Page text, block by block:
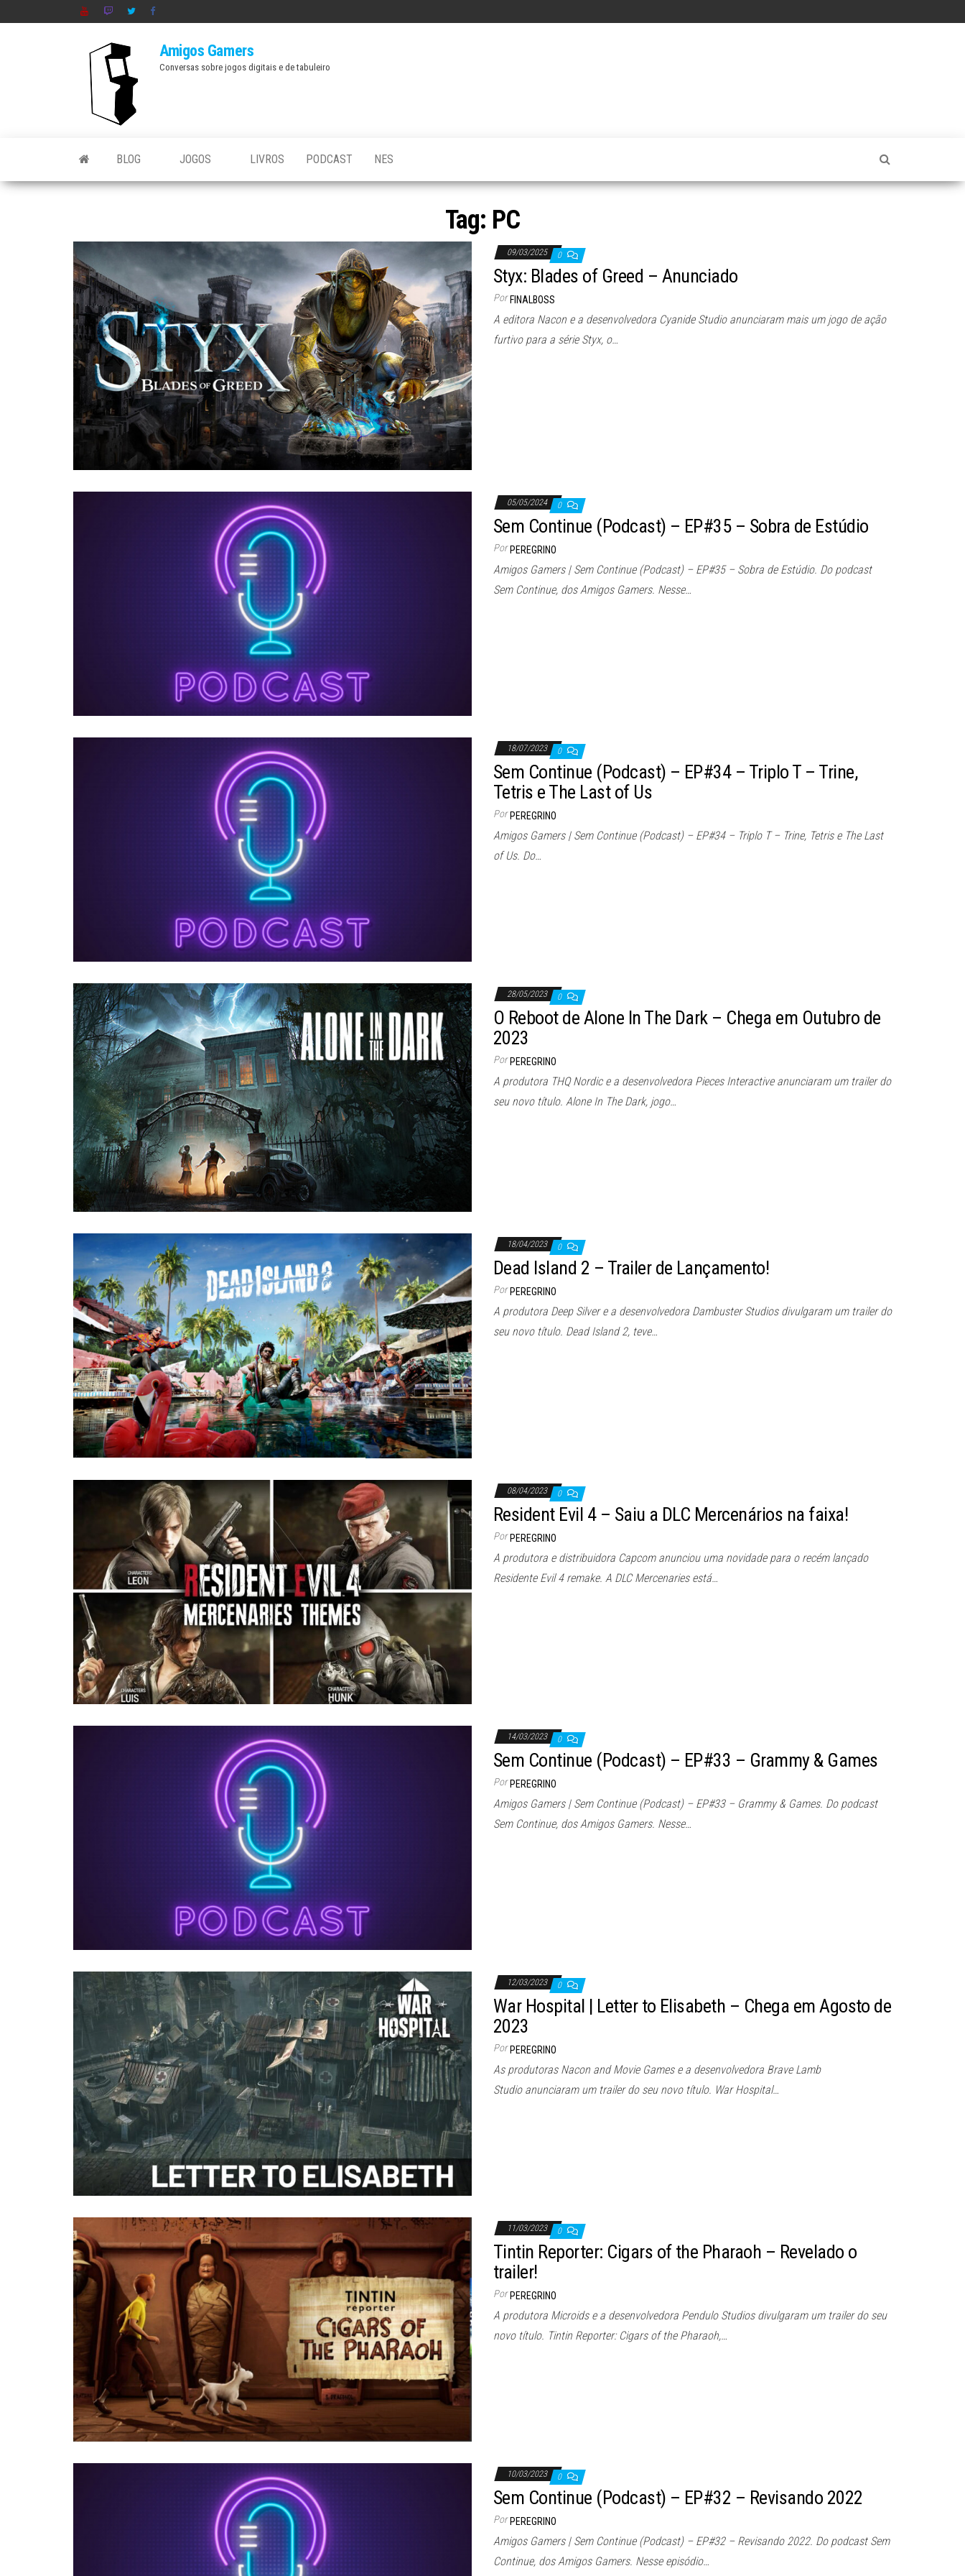
Amigos Gamers
Conversas sobre jogos digitais e de tabuleiro
BLOG JOGOS LIVROS PODCAST NES
Tag: PC
09/03/2025 0
Styx: Blades of Greed – Anunciado
Por FINALBOSS
A editora Nacon e a desenvolvedora Cyanide Studio anunciaram mais um jogo de ação
furtivo para a série Styx, o…
05/05/2024 0
Sem Continue (Podcast) – EP#35 – Sobra de Estúdio
Por PEREGRINO
Amigos Gamers | Sem Continue (Podcast) – EP#35 – Sobra de Estúdio. Do podcast
Sem Continue, dos Amigos Gamers. Nesse…
18/07/2023 0
Sem Continue (Podcast) – EP#34 – Triplo T – Trine,
Tetris e The Last of Us
Por PEREGRINO
Amigos Gamers | Sem Continue (Podcast) – EP#34 – Triplo T – Trine, Tetris e The Last
of Us. Do…
28/05/2023 0
O Reboot de Alone In The Dark – Chega em Outubro de
2023
Por PEREGRINO
A produtora THQ Nordic e a desenvolvedora Pieces Interactive anunciaram um trailer do
seu novo título. Alone In The Dark, jogo…
18/04/2023 0
Dead Island 2 – Trailer de Lançamento!
Por PEREGRINO
A produtora Deep Silver e a desenvolvedora Dambuster Studios divulgaram um trailer do
seu novo título. Dead Island 2, teve…
08/04/2023 0
Resident Evil 4 – Saiu a DLC Mercenários na faixa!
Por PEREGRINO
A produtora e distribuidora Capcom anunciou uma novidade para o recém lançado
Residente Evil 4 remake. A DLC Mercenaries está…
14/03/2023 0
Sem Continue (Podcast) – EP#33 – Grammy & Games
Por PEREGRINO
Amigos Gamers | Sem Continue (Podcast) – EP#33 – Grammy & Games. Do podcast
Sem Continue, dos Amigos Gamers. Nesse…
12/03/2023 0
War Hospital | Letter to Elisabeth – Chega em Agosto de
2023
Por PEREGRINO
As produtoras Nacon and Movie Games e a desenvolvedora Brave Lamb
Studio anunciaram um trailer do seu novo título. War Hospital…
11/03/2023 0
Tintin Reporter: Cigars of the Pharaoh – Revelado o
trailer!
Por PEREGRINO
A produtora Microids e a desenvolvedora Pendulo Studios divulgaram um trailer do seu
novo título. Tintin Reporter: Cigars of the Pharaoh,…
10/03/2023 0
Sem Continue (Podcast) – EP#32 – Revisando 2022
Por PEREGRINO
Amigos Gamers | Sem Continue (Podcast) – EP#32 – Revisando 2022. Do podcast Sem
Continue, dos Amigos Gamers. Nesse episódio…